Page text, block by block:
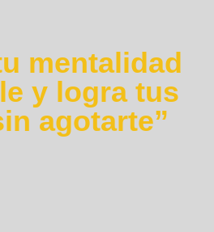
mentalidad
y logra tus
agotarte”